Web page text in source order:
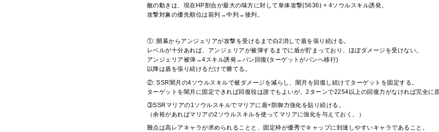
敵の動きは、現在HP割合が最大の味方に対して単体攻撃(5636) + 4ソウルスキル誘発。
攻撃対象の優先順位は前列→中列→後列。
①: 開幕からアンジェリアが攻撃を受けるまで白2消しで盾を張り続ける。
レベルが十分あれば、アンジェリアが被弾するまでに盾が貯まっており、ほぼダメージを受けない。
アンジェリア被弾→4スキル誘発→パン回復(ターゲットがパンへ移行)
以降は盾を張り続けるだけで勝てる。
②: SSR闇月の4ソウルスキルで被ダメージを減らし、闇月を回復し続けてターゲットを固定する。
ターゲットを闇月に固定できれば回復役は誰でもよいが、2ターンで2254以上の回復力がなければ完全に
③SSRマリアの1ソウルスキルでマリアに盾+防御力強化を貼り続ける。
（余裕があればマリアの2ソウルスキルを使ってマリアに強化を与えておく。）
難点は高レアキャラが求められることと、固定枠が優秀でキャップに到達しやすいキャラであること。